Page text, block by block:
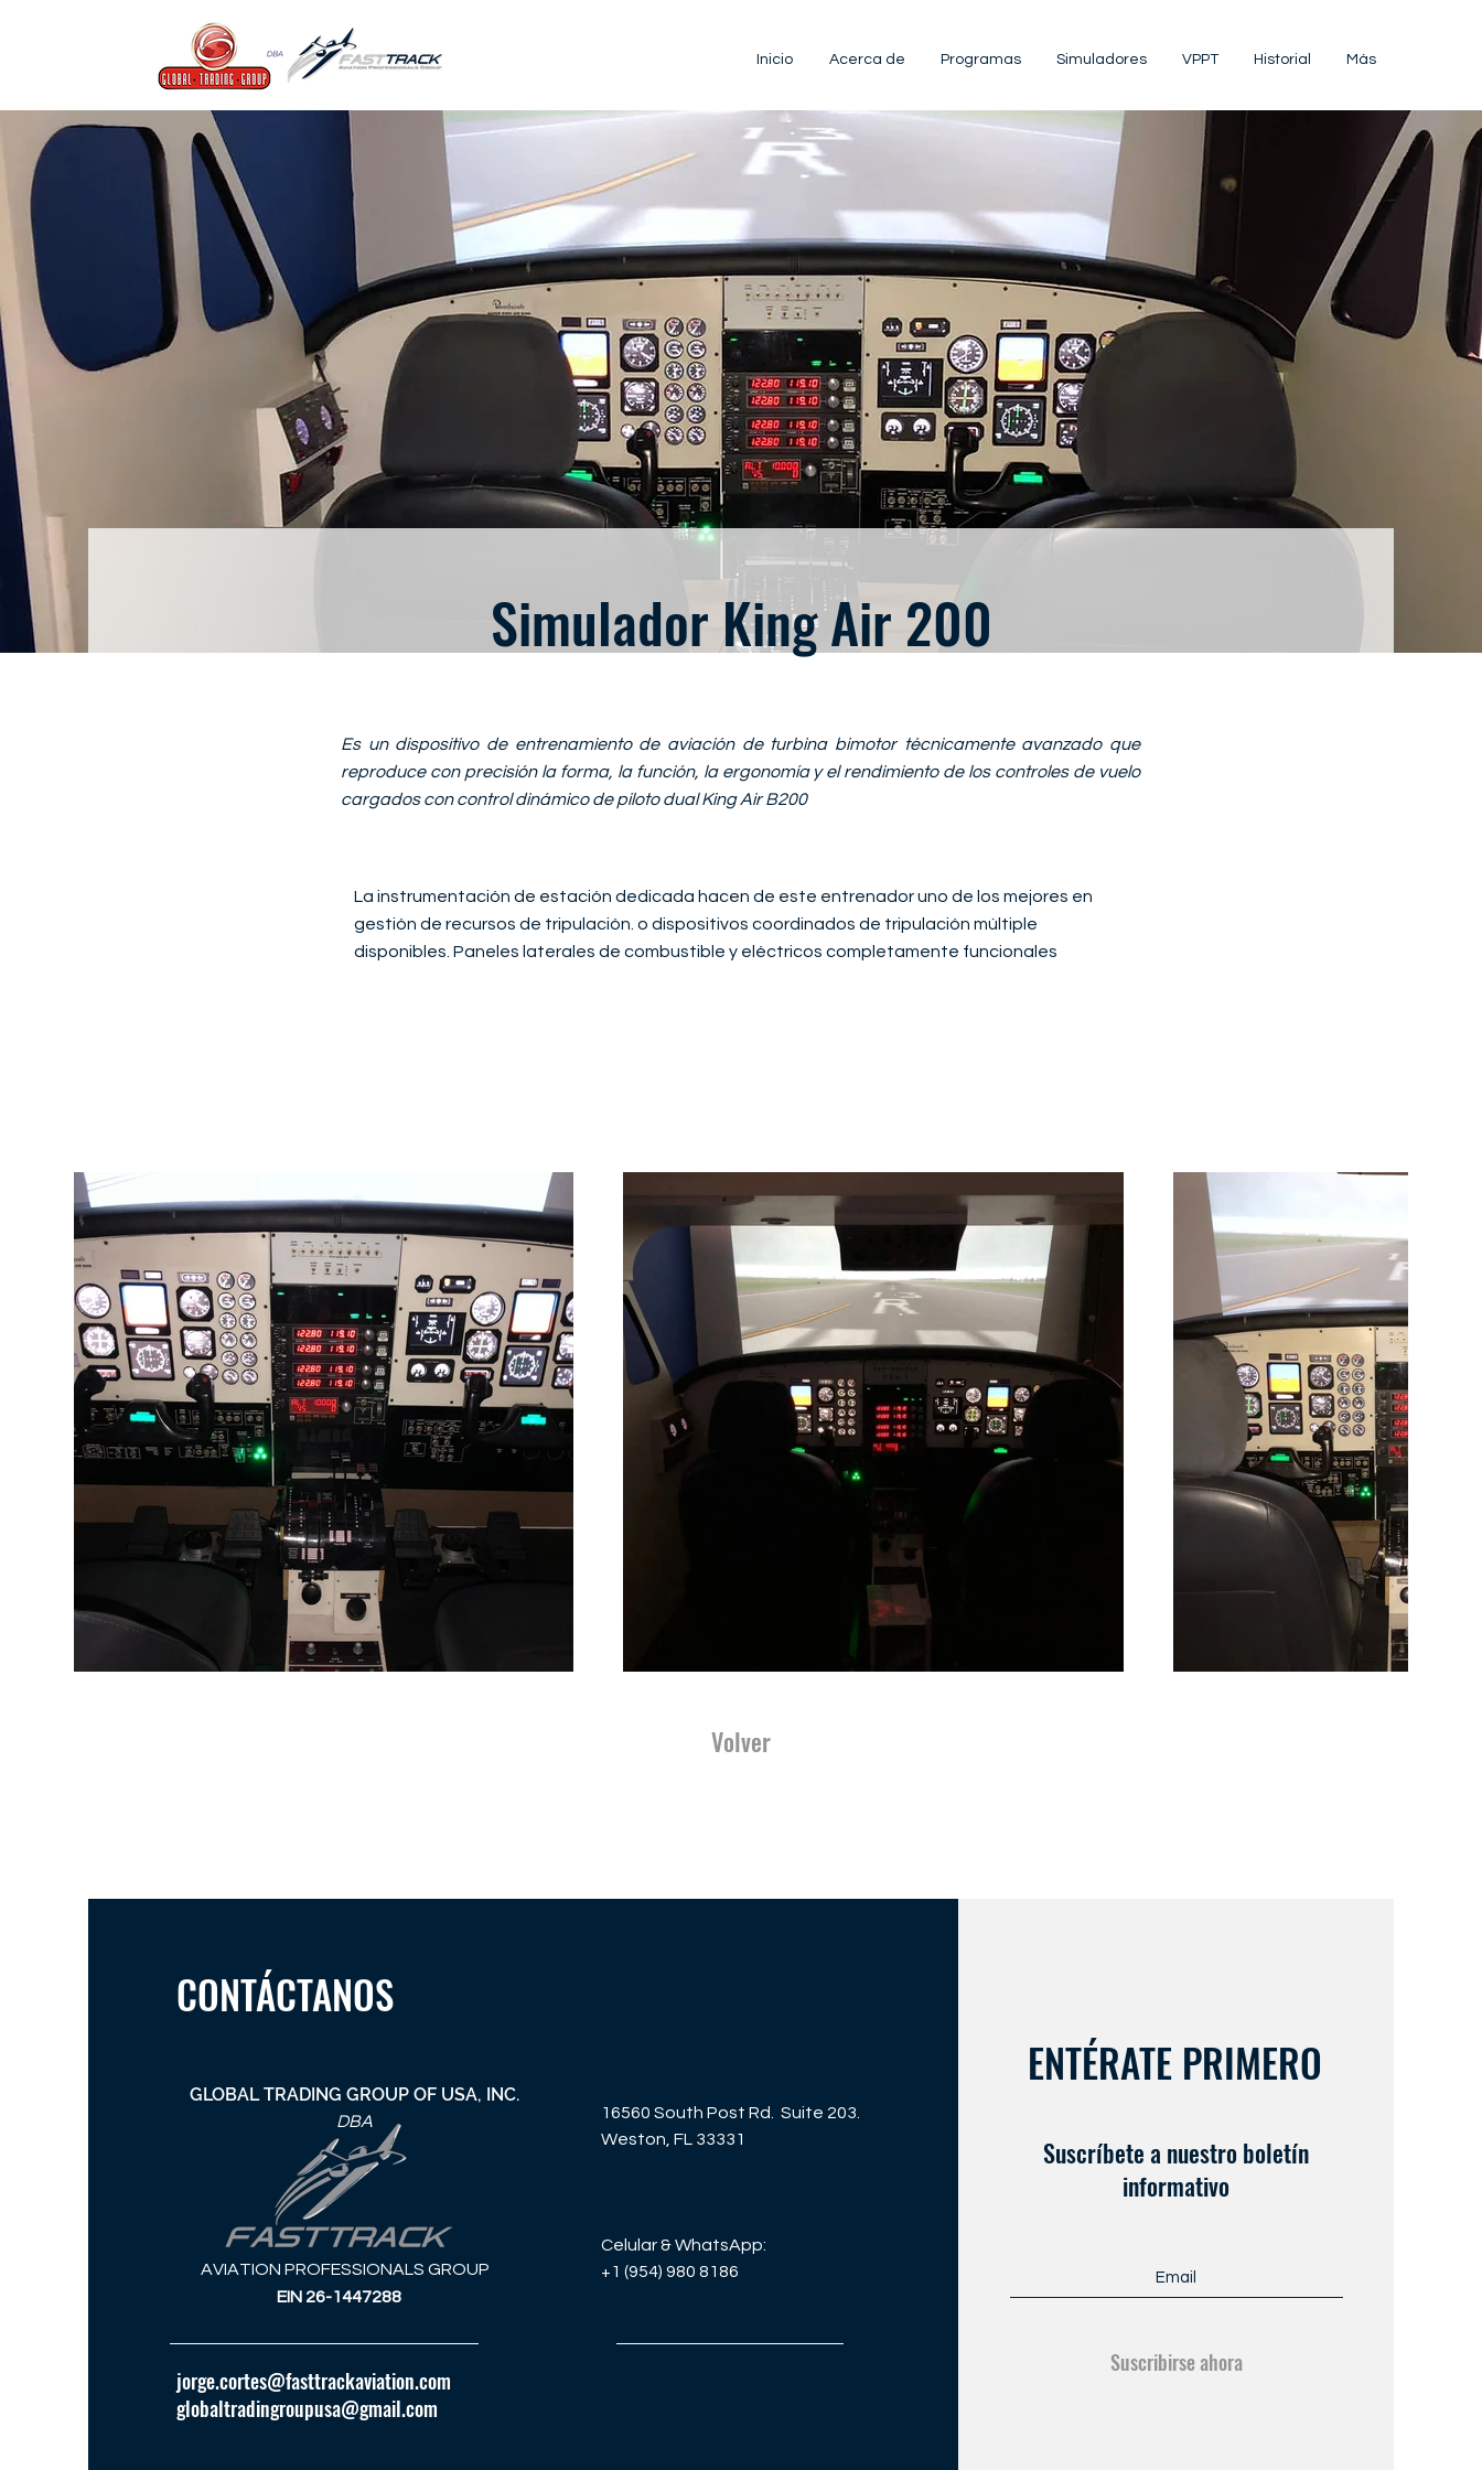
Inicio Acerca de Programas Simuladores VPPT Historial Más
Simulador King Air 200
Es un dispositivo de entrenamiento de aviación de turbina bimotor técnicamente avanzado que
reproduce con precisión la forma, la función, la ergonomía y el rendimiento de los controles de vuelo
cargados con control dinámico de piloto dual King Air B200
La instrumentación de estación dedicada hacen de este entrenador uno de los mejores en
gestión de recursos de tripulación. o dispositivos coordinados de tripulación múltiple
disponibles. Paneles laterales de combustible y eléctricos completamente funcionales
Volver
CONTÁCTANOS
GLOBAL TRADING GROUP OF USA, INC.
DBA
AVIATION PROFESSIONALS GROUP
EIN 26-1447288
16560 South Post Rd. Suite 203.
Weston, FL 33331
Celular & WhatsApp:
+1 (954) 980 8186
jorge.cortes@fasttrackaviation.com
globaltradingroupusa@gmail.com
ENTÉRATE PRIMERO
Suscríbete a nuestro boletín
informativo
Suscribirse ahora